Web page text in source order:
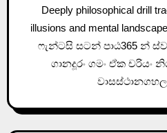
Deeply philosophical drill track exploring existential
illusions and mental
ෆැන්ටසි සටන් පාඨ365 න්
ගානදූරං ගමං ඒක